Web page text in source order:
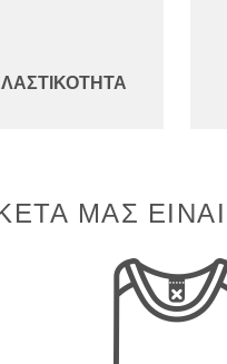
ΜΑΣ